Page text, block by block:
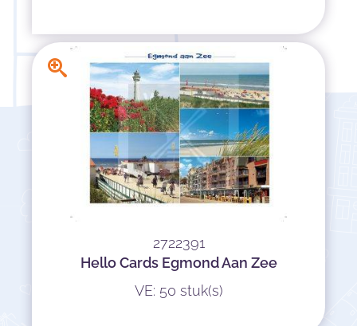
2722391
Hello Cards Egmond Aan Zee
VE: 50 stuk(s)